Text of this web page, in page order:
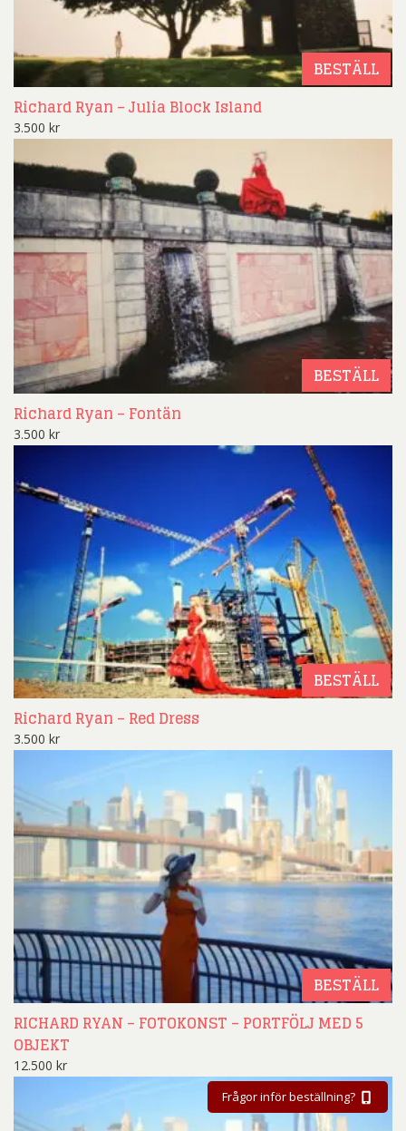
BESTÄLL
Richard Ryan – Julia Block Island
3.500 kr
BESTÄLL
Richard Ryan – Fontän
3.500 kr
BESTÄLL
Richard Ryan – Red Dress
3.500 kr
BESTÄLL
RICHARD RYAN – FOTOKONST – PORTFÖLJ MED 5
OBJEKT
12.500 kr
Frågor inför beställning?